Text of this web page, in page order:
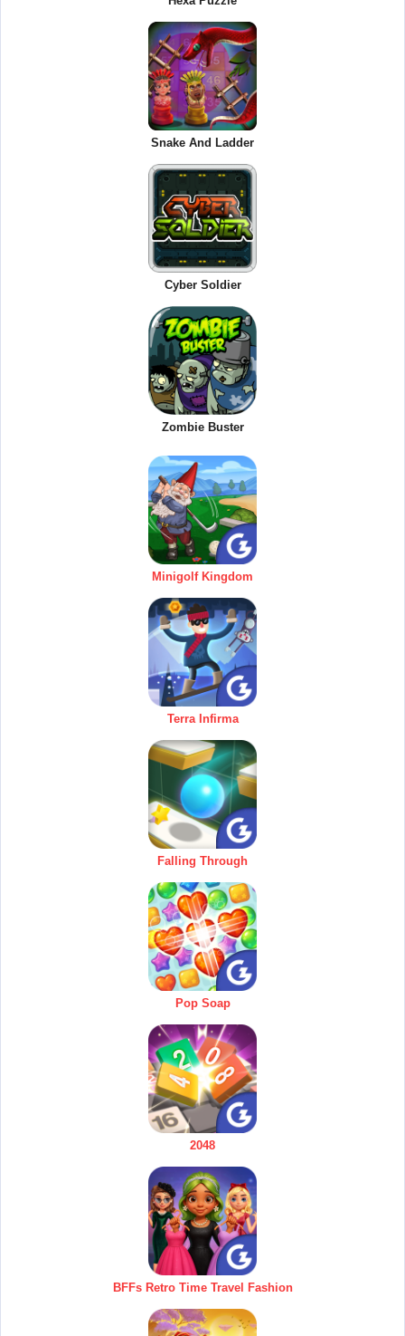
Snake And Ladder
Cyber Soldier
Zombie Buster
Minigolf Kingdom
Terra Infirma
Falling Through
Pop Soap
2048
BFFs Retro Time Travel Fashion